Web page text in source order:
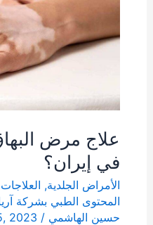
علاج مرض
في إيران؟
الأمراض الجلدية,
المحتوى الطبي بشركة
حسين الهاشمي/
2023
البهاق
الخلايا